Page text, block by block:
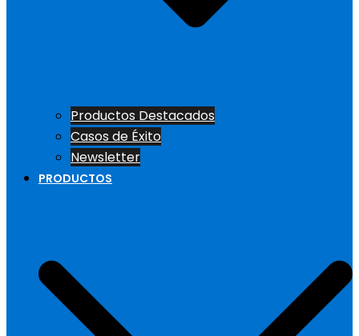
Productos Destacados
Casos de Éxito
Newsletter
PRODUCTOS